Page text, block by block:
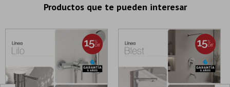
Productos que te pueden interesar